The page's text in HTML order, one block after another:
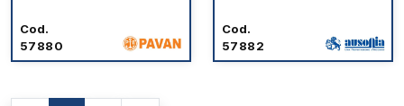
Cod.
57880
Cod.
57882